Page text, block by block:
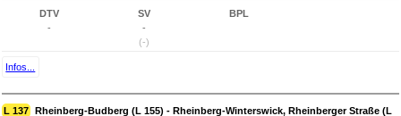
DTV
-
SV
-
(-)
BPL
Infos...
L 137 Rheinberg-Budberg (L 155) - Rheinberg-Winterswick, Rheinberger Straße (L